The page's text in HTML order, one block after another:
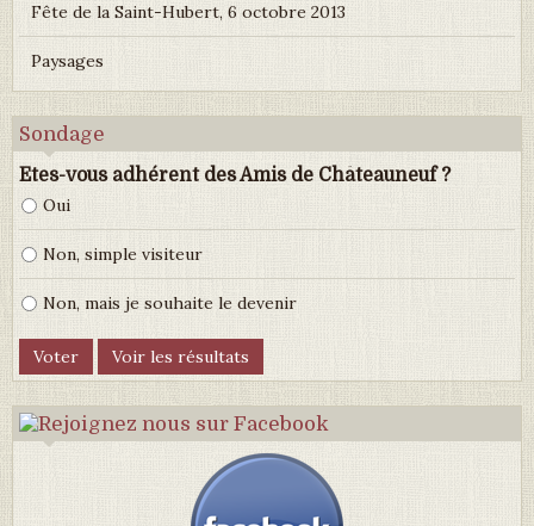
Fête de la Saint-Hubert, 6 octobre 2013
Paysages
Sondage
Etes-vous adhérent des Amis de Châteauneuf ?
Oui
Non, simple visiteur
Non, mais je souhaite le devenir